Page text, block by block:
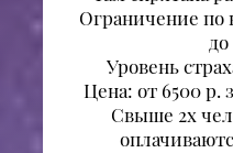
Ограничение по
до
Уровень
Цена: от 6500 р.
Свыше 2х